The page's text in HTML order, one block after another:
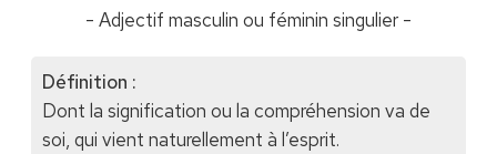
- Adjectif masculin ou féminin singulier -
Définition :
Dont la signification ou la compréhension va de
soi, qui vient naturellement à l’esprit.